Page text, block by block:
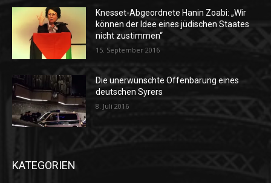
Knesset-Abgeordnete Hanin Zoabi: „Wir
können der Idee eines jüdischen Staates
nicht zustimmen“
15. September 2016
Die unerwünschte Offenbarung eines
deutschen Syrers
8. Juli 2016
KATEGORIEN